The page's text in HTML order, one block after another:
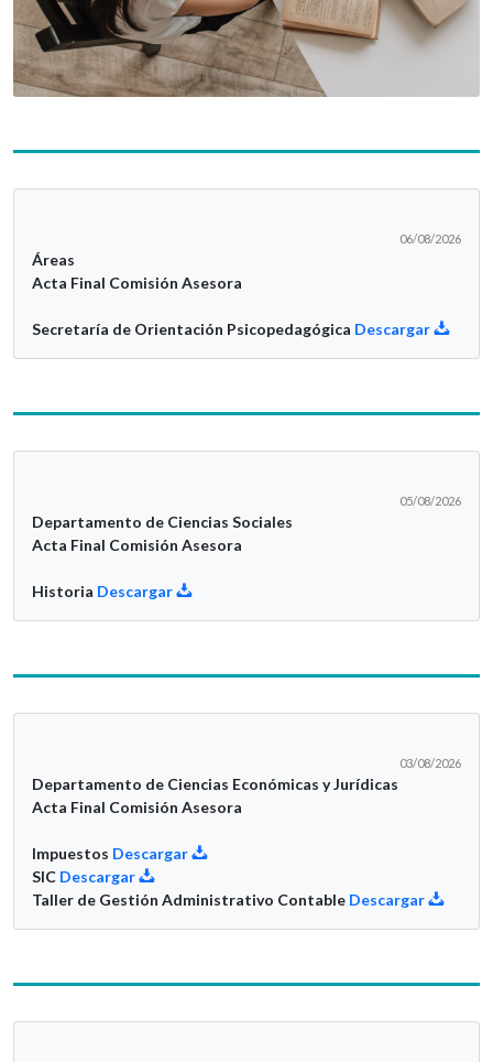
06/08/2026
Áreas
Acta Final Comisión Asesora
Secretaría de Orientación Psicopedagógica Descargar
05/08/2026
Departamento de Ciencias Sociales
Acta Final Comisión Asesora
Historia Descargar
03/08/2026
Departamento de Ciencias Económicas y Jurídicas
Acta Final Comisión Asesora
Impuestos Descargar
SIC Descargar
Taller de Gestión Administrativo Contable Descargar